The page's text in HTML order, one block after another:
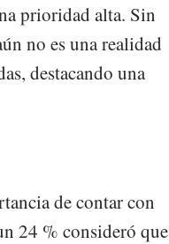
prioridad alta. Sin
no es una realidad
destacando una
de contar con
24 % consideró que